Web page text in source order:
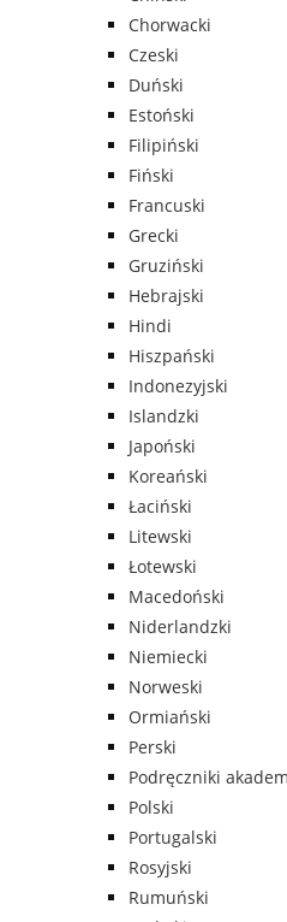
Chorwacki
Czeski
Duński
Estoński
Filipiński
Fiński
Francuski
Grecki
Gruziński
Hebrajski
Hindi
Hiszpański
Indonezyjski
Islandzki
Japoński
Koreański
Łaciński
Litewski
Łotewski
Macedoński
Niderlandzki
Niemiecki
Norweski
Ormiański
Perski
Podręczniki
Polski
Portugalski
Rosyjski
Rumuński